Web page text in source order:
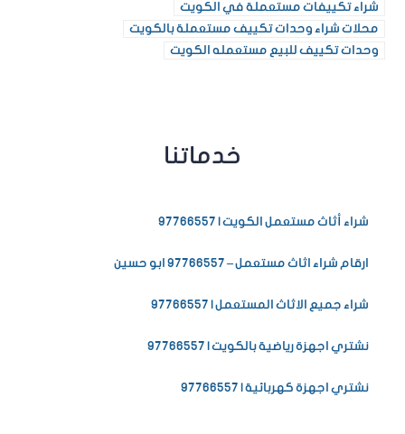
خدماتنا
شراء أثاث مستعمل الكويت | 97766557
ارقام شراء اثاث مستعمل – 97766557 ابو حسين
شراء جميع الاثاث المستعمل | 97766557
نشتري اجهزة رياضية بالكويت | 97766557
نشتري اجهزة كهربائية | 97766557
شراء تكييفات مستعملة في الكويت
محلات شراء وحدات تكييف مستعملة بالكويت
وحدات تكييف للبيع مستعمله الكويت